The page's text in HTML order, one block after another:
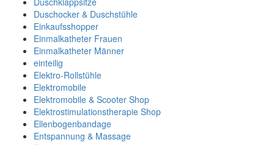
Duschocker & Duschstühle
Einkaufsshopper
Einmalkatheter Frauen
Einmalkatheter Männer
einteilig
Elektro-Rollstühle
Elektromobile
Elektromobile & Scooter Shop
Elektrostimulationstherapie Shop
Ellenbogenbandage
Entspannung & Massage